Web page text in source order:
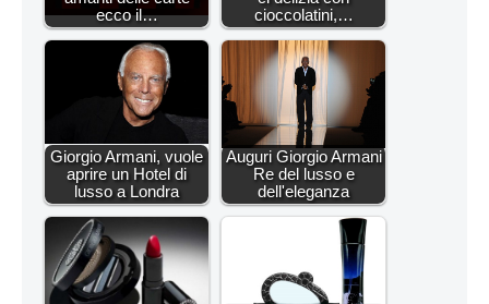
ecco il…
cioccolatini,…
Giorgio Armani, vuole
aprire un Hotel di
lusso a Londra
Auguri Giorgio Armani
Re del lusso e
dell'eleganza